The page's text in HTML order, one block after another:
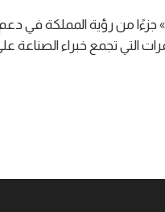
من رؤية المملكة في
التي تجمع خبراء الصناعة